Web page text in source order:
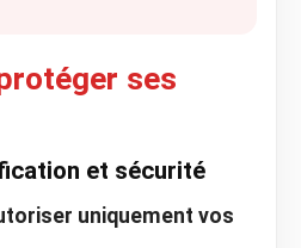
ses
et sécurité
uniquement vos